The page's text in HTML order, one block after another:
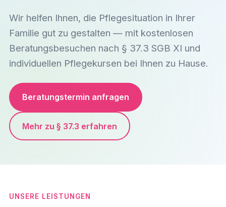
Wir helfen Ihnen, die Pflegesituation in Ihrer
Familie gut zu gestalten — mit kostenlosen
Beratungsbesuchen nach § 37.3 SGB XI und
individuellen Pflegekursen bei Ihnen zu Hause.
Beratungstermin anfragen
Mehr zu § 37.3 erfahren
UNSERE LEISTUNGEN